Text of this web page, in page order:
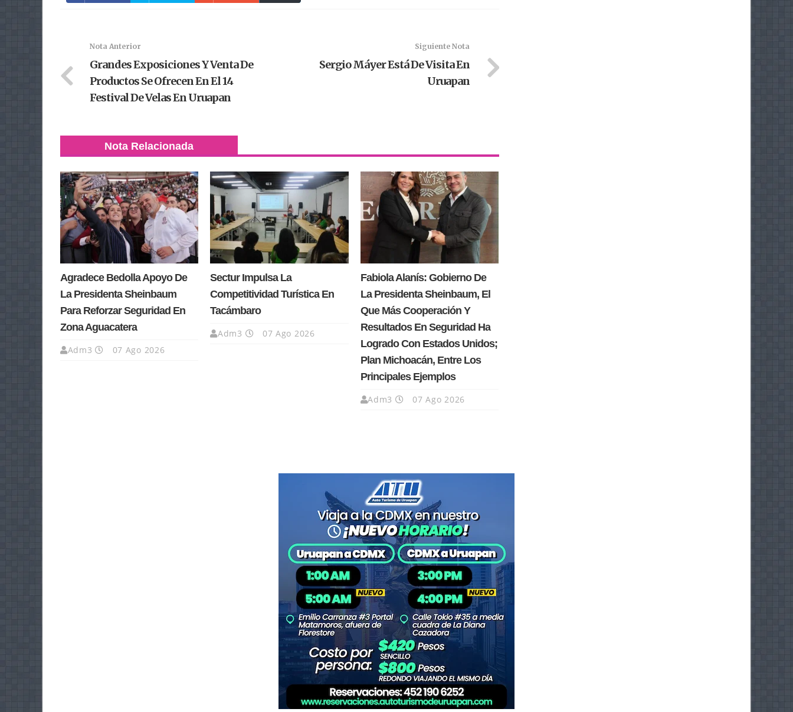
Nota Anterior
Grandes Exposiciones Y Venta De
Productos Se Ofrecen En El 14
Festival De Velas En Uruapan
Siguiente Nota
Sergio Máyer Está De Visita En
Uruapan
Nota Relacionada
Agradece Bedolla Apoyo De
La Presidenta Sheinbaum
Para Reforzar Seguridad En
Zona Aguacatera
Adm3 07 Ago 2026
Sectur Impulsa La
Competitividad Turística En
Tacámbaro
Adm3 07 Ago 2026
Fabiola Alanís: Gobierno De
La Presidenta Sheinbaum, El
Que Más Cooperación Y
Resultados En Seguridad Ha
Logrado Con Estados Unidos;
Plan Michoacán, Entre Los
Principales Ejemplos
Adm3 07 Ago 2026